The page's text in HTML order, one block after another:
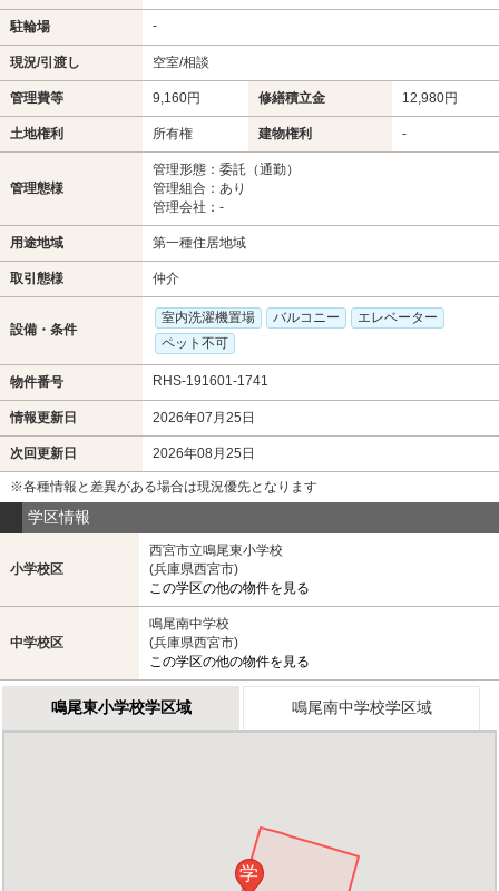
駐輪場 -
現況/引渡し 空室/相談
管理費等 9,160円 修繕積立金 12,980円
土地権利 所有権 建物権利 -
管理態様
管理形態：委託（通勤）
管理組合：あり
管理会社：-
用途地域 第一種住居地域
取引態様 仲介
設備・条件
室内洗濯機置場 バルコニー
エレベーター
ペット不可
物件番号 RHS-191601-1741
情報更新日 2026年07月25日
次回更新日 2026年08月25日
※各種情報と差異がある場合は現況優先となります
学区情報
小学校区
西宮市立鳴尾東小学校
(兵庫県西宮市)
この学区の他の物件を見る
中学校区
鳴尾南中学校
(兵庫県西宮市)
この学区の他の物件を見る
鳴尾東小学校学区域 鳴尾南中学校学区域
学